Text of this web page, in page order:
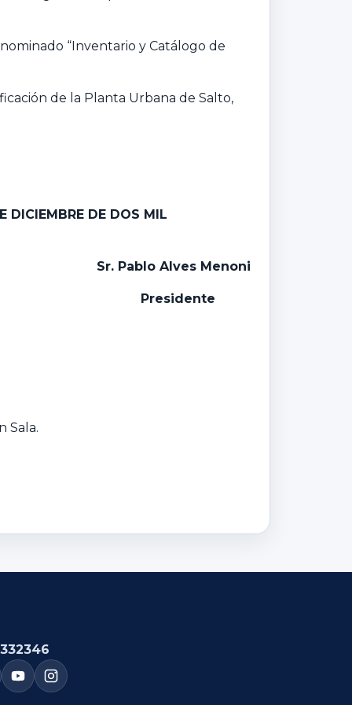
“Inventario y Catálogo de
de la Planta Urbana de Salto,
DICIEMBRE DE DOS MIL
Sr. Pablo Alves Menoni
Presidente
Sala.